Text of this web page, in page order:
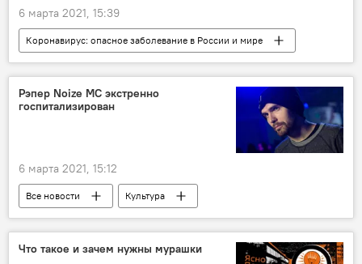
6 марта 2021, 15:39
Коронавирус: опасное заболевание в России и мире
Все новости
Здравоохранение
коронавирус
Рэпер Noize MC экстренно
госпитализирован
6 марта 2021, 15:12
Все новости Культура
Что такое и зачем нужны мурашки